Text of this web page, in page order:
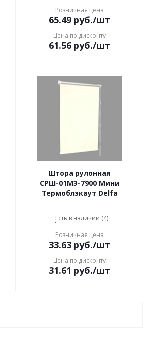
Розничная цена
65.49 руб./шт
Цена по дисконту
61.56 руб./шт
Штора рулонная
СРШ-01МЭ-7900 Мини
Термоблэкаут Delfa
Есть в наличии (4)
Розничная цена
33.63 руб./шт
Цена по дисконту
31.61 руб./шт